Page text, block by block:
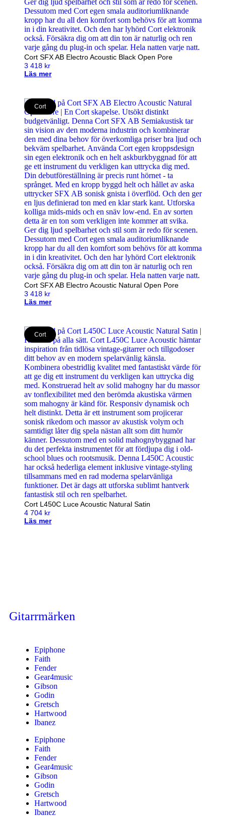
Cort SFX AB Electro Acoustic Black Open Pore
3 418 kr
Läs mer
Cort
Cort SFX AB Electro Acoustic Natural Open Pore
3 418 kr
Läs mer
Cort
Cort L450C Luce Acoustic Natural Satin
4 704 kr
Läs mer
Gitarrmärken
Epiphone
Faith
Fender
Gear4music
Gibson
Godin
Gretsch
Hartwood
Ibanez
Epiphone
Faith
Fender
Gear4music
Gibson
Godin
Gretsch
Hartwood
Ibanez